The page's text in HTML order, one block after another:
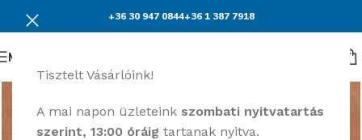
Tisztelt Vásárlóink!
A mai napon üzleteink szombati nyitvatartás
szerint, 13:00 óráig tartanak nyitva.
+36 30 947 0844+36 1 387 7918
Menü